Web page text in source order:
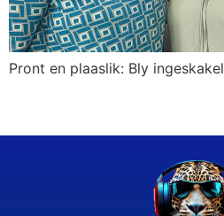
Pront en plaaslik: Bly